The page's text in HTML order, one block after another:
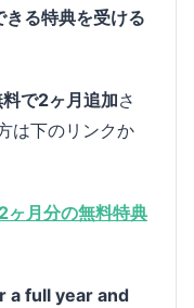
る特典を受ける
で2ヶ月追加さ
は下のリンクか
月分の無料特典
a full year and